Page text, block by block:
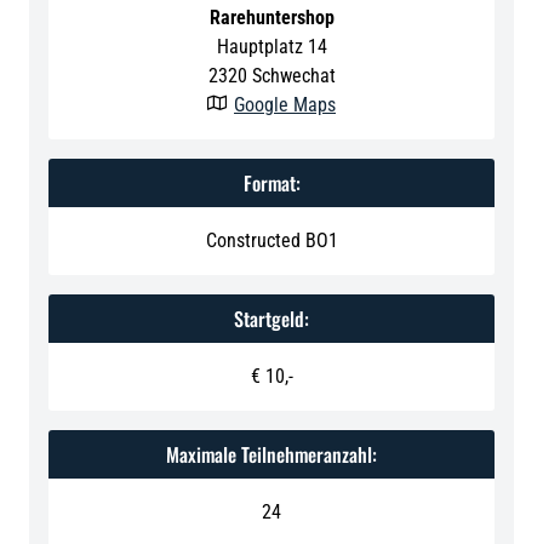
Rarehuntershop
Hauptplatz 14
2320 Schwechat
 Google Maps
Format:
Constructed BO1
Startgeld:
‍€ 10,-
Maximale Teilnehmeranzahl:
24